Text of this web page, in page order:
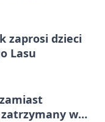
zaprosi dzieci
Lasu
w